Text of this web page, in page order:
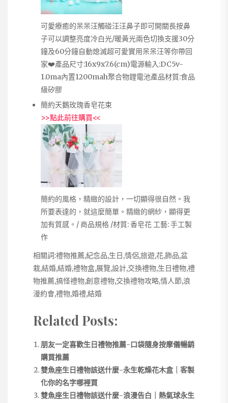
可愛療癒的呆呆汪觸碰汪汪鼻子即可開關長按鼻
子可以調整亮度冷白光/暖黃光兩色切換支援30分
鐘及60分鐘自動熄滅超可愛實用呆呆汪等你帶回
家❤️產品尺寸:16x9x7.6(cm)電源輸入:DC5v-
1.0ma內置1200mah聚合物鋰電池產品材質:食品
級矽膠
簡約天鵝玫瑰香皂花束
>>點此前往購買<<
簡約的風格，精緻的設計，一切顯得很自然。我
所要表達的，就這麼簡單。精緻的網紗，顯得更
加有質感。/ 商品規格 /材質: 香皂花 工藝: 手工製
作
相關詞:禮物推薦,紀念品,生日,情侶,旅遊,花,飾品,盆
栽,結婚,結婚,禮物盒,展覽,設計,交換禮物,生日禮物,禮
物推薦,搞怪禮物,創意禮物,交換禮物攻略,情人節,浪
漫約會,禮物,婚禮,結婚
Related Posts:
朋友一定喜歡生日禮物推薦-口袋隨身按摩儀暢銷
購買推薦
雙魚座生日禮物該送什麼-永生乾燥花木盒｜客製
化你的名字哪裡買
雙魚座生日禮物該送什麼-浪漫告白｜熱氣球永生